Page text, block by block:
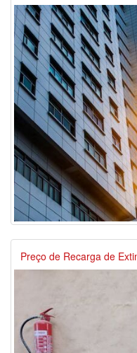
Preço de Recarga de